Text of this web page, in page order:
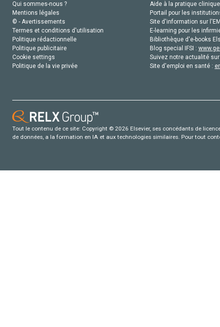
Qui sommes-nous ?
Mentions légales
© - Avertissements
Termes et conditions d'utilisation
Politique rédactionnelle
Politique publicitaire
Cookie settings
Politique de la vie privée
Aide à la pratique
Portail pour les
Site d'information sur
E-learning pour les
Bibliothèque d'e-books
Blog special IFSI :
Suivez notre actualité
Site d'emploi en santé :
Tout le contenu de ce site: Copyright © 2026 Elsevier, ses concédants de
de données, a la formation en IA et aux technologies similaires. Pour tout